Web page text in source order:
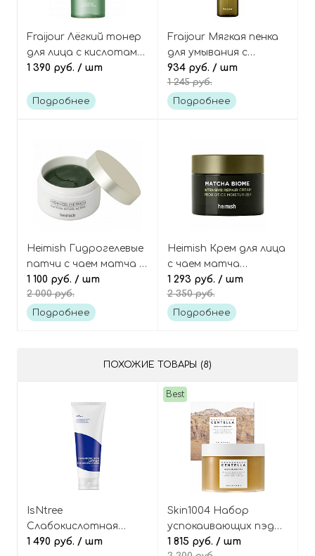
Fraijour Лёгкий тонер
для лица с кислотами
и травами, Original
Calming Toner
1 390 руб. / шт
Подробнее
Fraijour Мягкая пенка
для умывания с
травами Original
artemisia bubble facial
foam
934 руб. / шт
1 245 руб.
Подробнее
Heimish Гидрогелевые
патчи с чаем матча и
пробиотиками
Matcha Biome Active
Hydrogel Eye Patch
1 100 руб. / шт
2 000 руб.
Подробнее
Heimish Крем для лица
с чаем матча
восстанавливающий
Matcha Biome Intensive
Repair Cream
1 293 руб. / шт
2 350 руб.
Подробнее
ПОХОЖИЕ ТОВАРЫ (8)
IsNtree
Слабокислотная
увлажняющая пенка
1 490 руб. / шт
Best
Skin1004 Набор
успокаивающих пэдов
с мадагаскарской
1 815 руб. / шт